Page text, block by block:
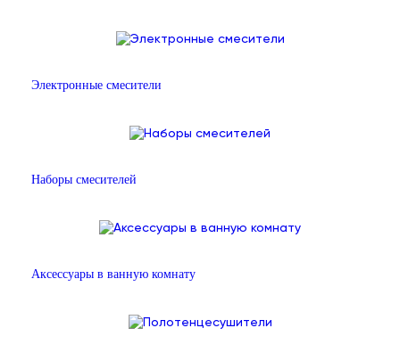
Электронные смесители
Наборы смесителей
Аксессуары в ванную комнату